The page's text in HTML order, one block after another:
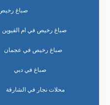
صباغ
صباغ رخيص في ام القيوين
صباغ رخيص في عجمان
صباغ في دبي
محلات نجار في الشارقة